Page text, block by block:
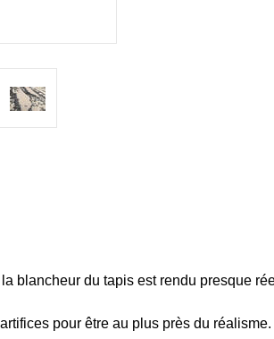
la blancheur du tapis est rendu presque
pour être au plus près du réalisme.